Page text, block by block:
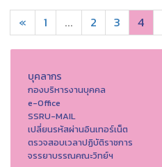
« 1 ... 2 3 4
บุคลากร
กองบริหารงานบุคคล
e-Office
SSRU-MAIL
เปลี่ยนรหัสผ่านอินเทอร์เน็ต
ตรวจสอบเวลาปฏิบัติราชการ
จรรยาบรรณคณะวิทย์ฯ